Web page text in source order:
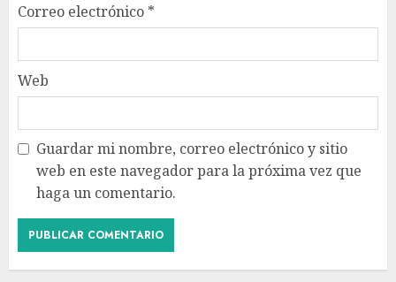
Correo electrónico *
Web
Guardar mi nombre, correo electrónico y sitio
web en este navegador para la próxima vez que
haga un comentario.